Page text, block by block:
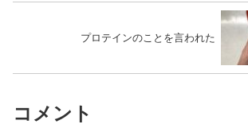
プロテインのことを言われた
コメント